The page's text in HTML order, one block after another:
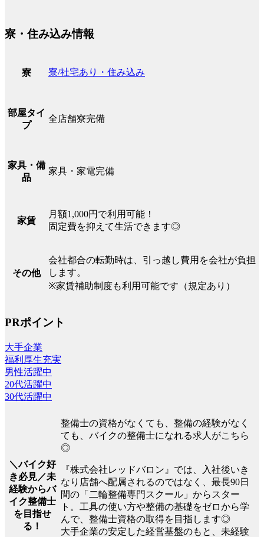
寮・住み込み情報
寮 寮/社宅あり・住み込み
部屋タイ
プ
全店舗寮完備
家具・備
品
家具・家電完備
家賃
月額1,000円で利用可能！
固定費を抑えて生活できます◎
その他
会社都合の転勤時は、引っ越し費用を会社が負担
します。
※家賃補助制度も利用可能です（規定あり）
PRポイント
大手企業
福利厚生充実
男性活躍中
20代活躍中
30代活躍中
＼バイク好
き必見／未
経験からバ
イク整備士
を目指せ
る！
整備士の資格がなくても、整備の経験がなく
ても、バイクの整備士になれる求人がこちら
◎
『株式会社レッドバロン』では、入社後いき
なり店舗へ配属されるのではなく、最長90日
間の「二輪整備専門スクール」からスター
ト。工具の使い方や整備の基礎をゼロから学
んで、整備士資格の取得を目指します◎
大手企業の安定した経営基盤のもと、未経験